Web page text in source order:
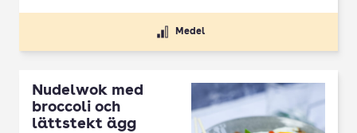
Medel
Nudelwok med
broccoli och
lättstekt ägg